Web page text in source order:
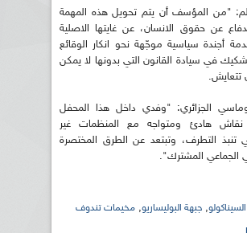
"من المؤسف أن يتم تحويل هذه المهمة
عن حقوق الانسان، عن غايتها الاصلية
أجندة سياسية موجّهة نحو انكار الوقائع
في سيادة القانون التي بدونها لا يمكن
تتعايش.
الجزائري: "وفدي داخل هذا المحفل
هادئ ومتواجه مع المنظمات غير
تنبذ التطرف، وتبتعد عن الطرق المختصرة
الجماعي المشترك".
السيناكولو, جبهة البوليساريو, مخيمات تندوف